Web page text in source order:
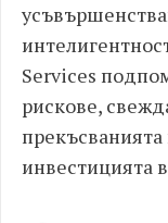
Services
рискове,
инвестицията